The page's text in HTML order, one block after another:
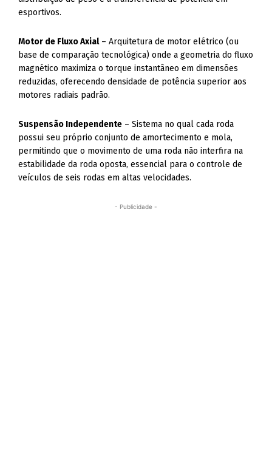
esportivos.
Motor de Fluxo Axial– Arquitetura de motor elétrico (ou
base de comparação tecnológica) onde a geometria do fluxo
magnético maximiza o torque instantâneo em dimensões
reduzidas, oferecendo densidade de potência superior aos
motores radiais padrão.
Suspensão Independente – Sistema no qual cada roda
possui seu próprio conjunto de amortecimento e mola,
permitindo que o movimento de uma roda não interfira na
estabilidade da roda oposta, essencial para o controle de
veículos de seis rodas em altas velocidades.
- Publicidade -